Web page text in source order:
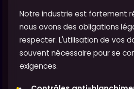
Notre industrie est fortement
nous avons des obligations
respecter. L'utilisation de vos
souvent nécessaire pour se
exigences.